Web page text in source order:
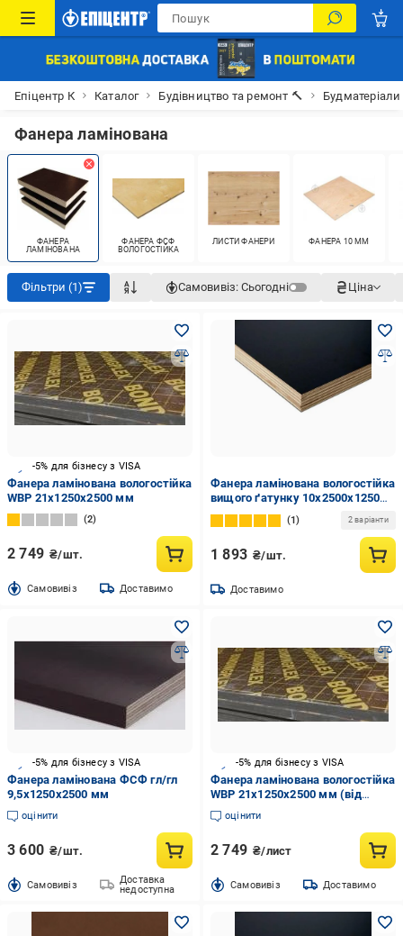
Епіцентр К Каталог Будівництво та ремонт 🔨 Будматеріали
Фанера ламінована
ФАНЕРА
ЛАМІНОВАНА
ФАНЕРА ФСФ
ВОЛОГОСТІЙКА
ЛИСТИ ФАНЕРИ ФАНЕРА 10 ММ
Фільтри (1) Самовивіз: Сьогодні Ціна
-5% для бізнесу з VISA
Фанера ламінована вологостійка
WBP 21х1250х2500 мм
2
2 749 ₴/шт.
Cамовивіз Доставимо
Фанера ламінована вологостійка
вищого ґатунку 10х2500х1250
мм Чорний (0108190)
1 2 варіанти
1 893 ₴/шт.
Доставимо
-5% для бізнесу з VISA
Фанера ламінована ФСФ гл/гл
9,5х1250х2500 мм
оцінити
3 600 ₴/шт.
Cамовивіз
Доставка
недоступна
-5% для бізнесу з VISA
Фанера ламінована вологостійка
WBP 21х1250х2500 мм (від
5шт.)
оцінити
2 749 ₴/лист
Cамовивіз Доставимо